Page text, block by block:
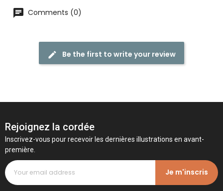
Comments (0)
Be the first to write your review
Rejoignez la cordée
Inscrivez-vous pour recevoir les dernières illustrations en avant-
première.
Je m'inscris